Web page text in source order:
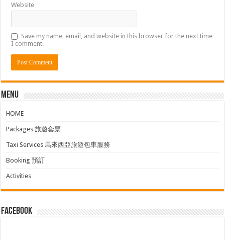
Website
Save my name, email, and website in this browser for the next time
I comment.
Menu
HOME
Packages 旅遊套票
Taxi Services 馬來西亞旅遊包車服務
Booking 預訂
Activities
facebook